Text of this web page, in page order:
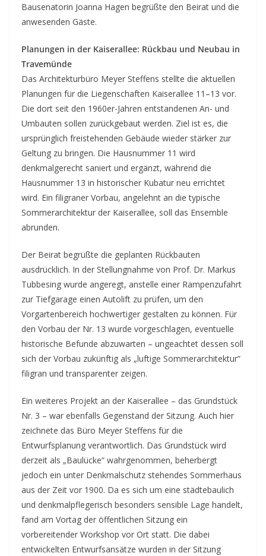
Bausenatorin Joanna Hagen begrüßte den Beirat und die
anwesenden Gäste.
Planungen in der Kaiserallee: Rückbau und Neubau in
Travemünde
Das Architekturbüro Meyer Steffens stellte die aktuellen
Planungen für die Liegenschaften Kaiserallee 11–13 vor.
Die dort seit den 1960er-Jahren entstandenen An- und
Umbauten sollen zurückgebaut werden. Ziel ist es, die
ursprünglich freistehenden Gebäude wieder stärker zur
Geltung zu bringen. Die Hausnummer 11 wird
denkmalgerecht saniert und ergänzt, während die
Hausnummer 13 in historischer Kubatur neu errichtet
wird. Ein filigraner Vorbau, angelehnt an die typische
Sommerarchitektur der Kaiserallee, soll das Ensemble
abrunden.
Der Beirat begrüßte die geplanten Rückbauten
ausdrücklich. In der Stellungnahme von Prof. Dr. Markus
Tubbesing wurde angeregt, anstelle einer Rampenzufahrt
zur Tiefgarage einen Autolift zu prüfen, um den
Vorgartenbereich hochwertiger gestalten zu können. Für
den Vorbau der Nr. 13 wurde vorgeschlagen, eventuelle
historische Befunde abzuwarten – ungeachtet dessen soll
sich der Vorbau zukünftig als „luftige Sommerarchitektur“
filigran und transparenter zeigen.
Ein weiteres Projekt an der Kaiserallee – das Grundstück
Nr. 3 – war ebenfalls Gegenstand der Sitzung. Auch hier
zeichnete das Büro Meyer Steffens für die
Entwurfsplanung verantwortlich. Das Grundstück wird
derzeit als „Baulücke“ wahrgenommen, beherbergt
jedoch ein unter Denkmalschutz stehendes Sommerhaus
aus der Zeit vor 1900. Da es sich um eine städtebaulich
und denkmalpflegerisch besonders sensible Lage handelt,
fand am Vortag der öffentlichen Sitzung ein
vorbereitender Workshop vor Ort statt. Die dabei
entwickelten Entwurfsansätze wurden in der Sitzung